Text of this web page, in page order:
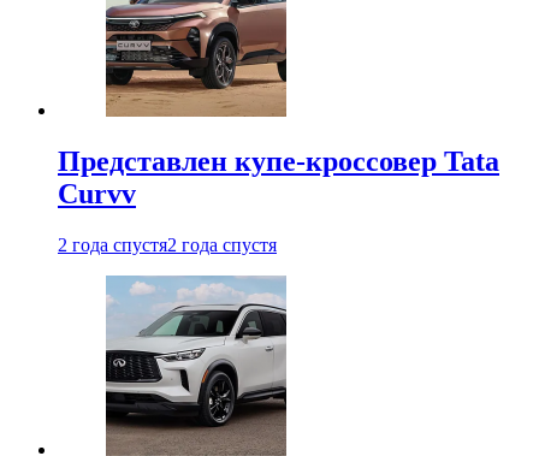
Представлен купе-кроссовер Tata
Curvv
2 года спустя2 года спустя